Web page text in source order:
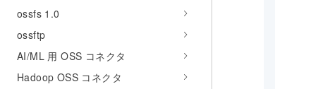
ossfs 1.0
ossftp
AI/ML 用 OSS コネクタ
Hadoop OSS コネクタ